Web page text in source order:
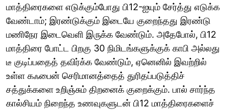
மாத்திரைகளை எடுக்கும்போது பி12-ஐயும் சேர்த்து எடுக்க
வேண்டாம்; இரண்டுக்கும் இடையே குறைந்தது இரண்டு
மணிநேர இடைவெளி இருக்க வேண்டும். அதேபோல், பி12
மாத்திரை போட்ட பிறகு 30 நிமிடங்களுக்குக் காபி அல்லது
டீ குடிப்பதைத் தவிர்க்க வேண்டும், ஏனெனில் இவற்றில்
உள்ள கஃபைன் செரிமானத்தைத் துரிதப்படுத்திச்
சத்துக்களை உறிஞ்சும் திறனைக் குறைக்கும். பால் சார்ந்த
கால்சியம் நிறைந்த உணவுகளுடன் பி12 மாத்திரைகளைச்